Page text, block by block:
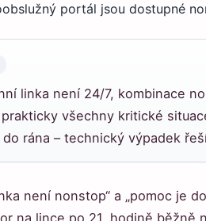
portál jsou dostupné
linka není 24/7, kombinace
všechny kritické
rána – technický výpadek
není nonstop“ a „pomoc je
na lince po 21. hodině běžně